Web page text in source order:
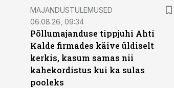
MAJANDUSTULEMUSED
06.08.26, 09:34
Põllumajanduse tippjuhi Ahti
Kalde firmades käive üldiselt
kerkis, kasum samas nii
kahekordistus kui ka sulas
pooleks